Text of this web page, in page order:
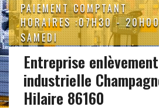
PAIEMENT COMPTANT
HORAIRES :07H30 -
SAMEDI
Entreprise
industrielle
Hilaire 86160